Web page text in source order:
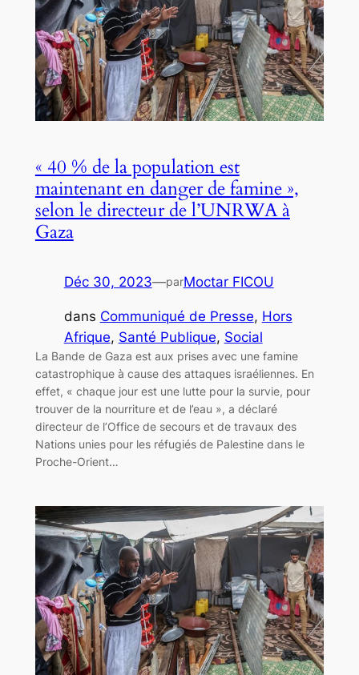
« 40 % de la population est
maintenant en danger de famine »,
selon le directeur de l’UNRWA à
Gaza
Déc 30, 2023—parMoctar FICOU
dans Communiqué de Presse, Hors
Afrique, Santé Publique, Social
La Bande de Gaza est aux prises avec une famine
catastrophique à cause des attaques israéliennes. En
effet, « chaque jour est une lutte pour la survie, pour
trouver de la nourriture et de l’eau », a déclaré
directeur de l’Office de secours et de travaux des
Nations unies pour les réfugiés de Palestine dans le
Proche-Orient…